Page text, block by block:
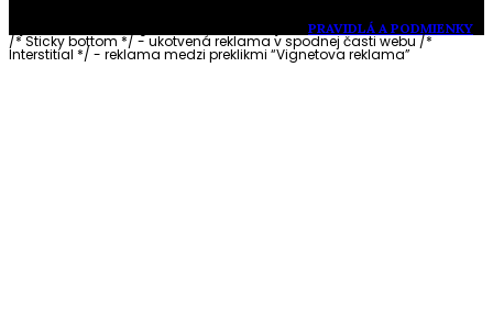
PRAVIDLÁ A PODMIENKY
/* Sticky bottom */ - ukotvená reklama v spodnej časti webu/*
Interstitial */ - reklama medzi preklikmi “Vignetova reklama”